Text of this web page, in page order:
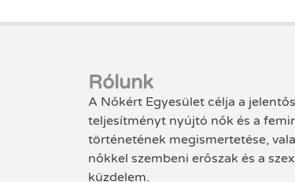
Rólunk
A Nőkért Egyesület célja a jelentős
teljesítményt nyújtó nők és a
történetének megismertetése,
nőkkel szembeni erőszak és a
küzdelem.